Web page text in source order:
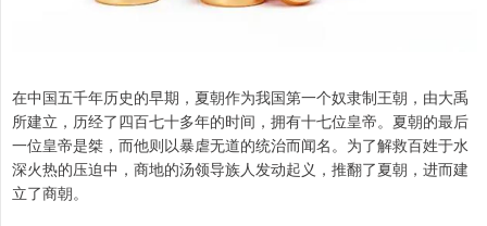
在中国五千年历史的早期，夏朝作为我国第一个奴隶制王朝，由大禹
所建立，历经了四百七十多年的时间，拥有十七位皇帝。夏朝的最后
一位皇帝是桀，而他则以暴虐无道的统治而闻名。为了解救百姓于水
深火热的压迫中，商地的汤领导族人发动起义，推翻了夏朝，进而建
立了商朝。